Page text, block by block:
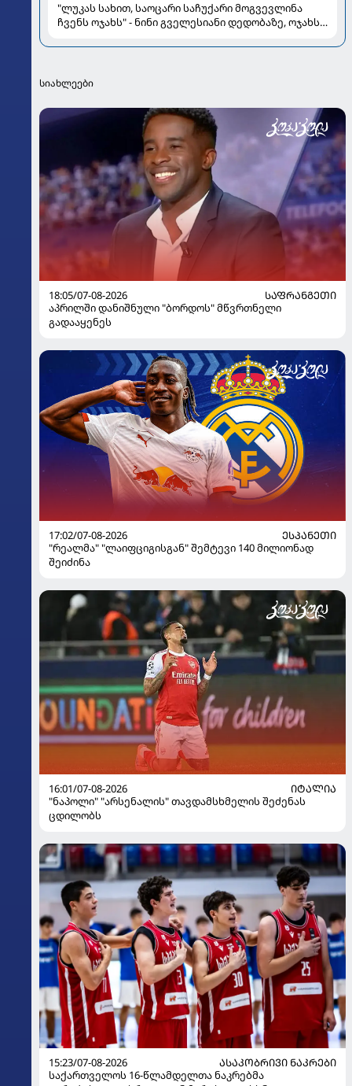
"ლუკას სახით, საოცარი საჩუქარი მოგვევლინა
ჩვენს ოჯახს" - ნინი გველესიანი დედობაზე, ოჯახსა
სიახლეები
18:05/07-08-2026
ᲡᲐᲤᲠᲐᲜᲒᲔᲗᲘ
აპრილში დანიშნული "ბორდოს" მწვრთნელი
გადააყენეს
17:02/07-08-2026
ᲔᲡᲞᲐᲜᲔᲗᲘ
"რეალმა" "ლაიფციგისგან" შემტევი 140 მილიონად
შეიძინა
16:01/07-08-2026
ᲘᲢᲐᲚᲘᲐ
"ნაპოლი" "არსენალის" თავდამსხმელის შეძენას
ცდილობს
15:23/07-08-2026
ᲐᲡᲐᲙᲝᲑᲠᲘᲕᲘ ᲜᲐᲙᲠᲔᲑᲘ
საქართველოს 16-წლამდელთა ნაკრებმა